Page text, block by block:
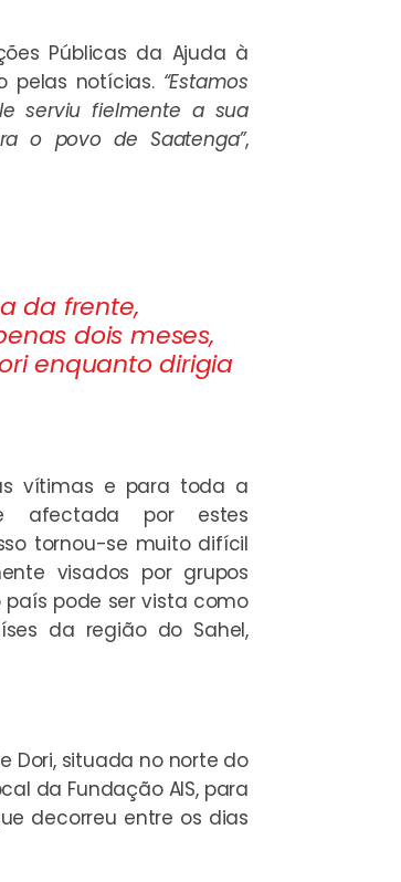
Públicas da Ajuda à
pelas notícias. “Estamos
serviu fielmente a sua
o povo de Saatenga”,
da frente,
dois meses,
enquanto dirigia
vítimas e para toda a
afectada por estes
tornou-se muito difícil
visados por grupos
país pode ser vista como
da região do Sahel,
Dori, situada no norte do
da Fundação AIS, para
decorreu entre os dias